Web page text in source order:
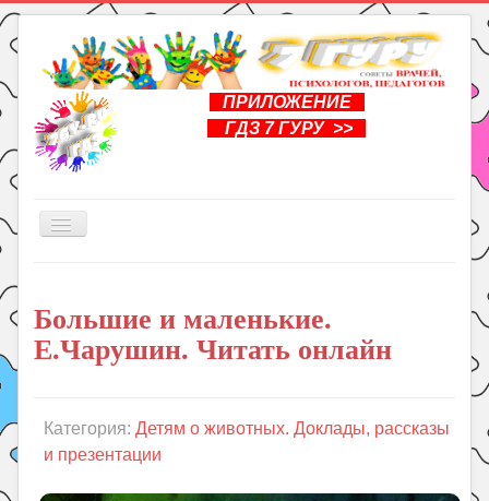
ПРИЛОЖЕНИЕ
ГДЗ 7 ГУРУ >>
Включить/
Книги
Рукоделие
Уроки
ГДЗ
Большие и маленькие.
Е.Чарушин. Читать онлайн
Категория:Детям о животных. Доклады, рассказы
и презентации